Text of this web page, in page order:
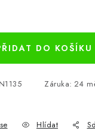
DO KOŠÍKU
Záruka: 24
Hlídat